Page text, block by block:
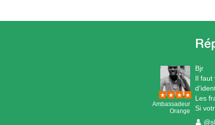
Ambassadeur
Orange
Bjr
Il faut
Les
Si